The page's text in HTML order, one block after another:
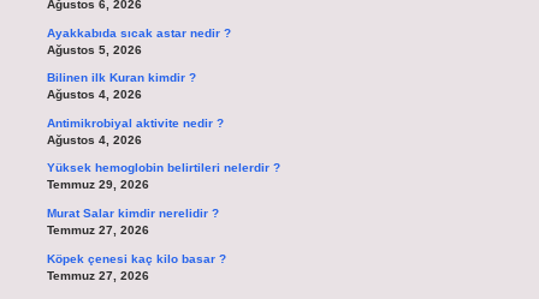
Ağustos 6, 2026
Ayakkabıda sıcak astar nedir ?
Ağustos 5, 2026
Bilinen ilk Kuran kimdir ?
Ağustos 4, 2026
Antimikrobiyal aktivite nedir ?
Ağustos 4, 2026
Yüksek hemoglobin belirtileri nelerdir ?
Temmuz 29, 2026
Murat Salar kimdir nerelidir ?
Temmuz 27, 2026
Köpek çenesi kaç kilo basar ?
Temmuz 27, 2026